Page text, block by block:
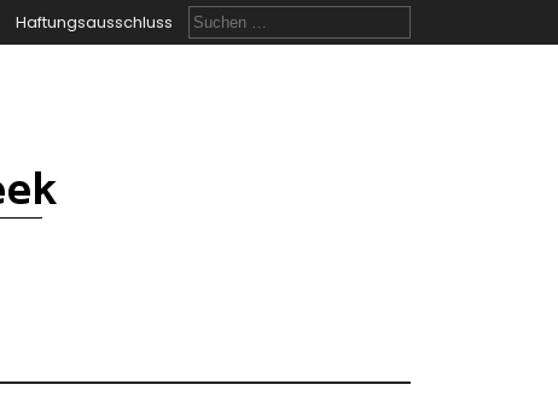
Haftungsausschluss
Suchen
nach: